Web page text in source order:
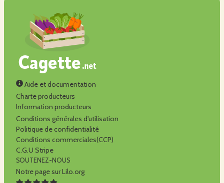
Aide et documentation
Charte producteurs
Information producteurs
Conditions générales d'utilisation
Politique de confidentialité
Conditions commerciales(CCP)
C.G.U Stripe
SOUTENEZ-NOUS
Notre page sur Lilo.org